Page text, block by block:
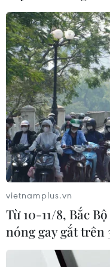
03/08/2026 09:46
Động đất mạnh làm
nhiều khu vực tại Ai
03/08/2026 03:11
90 người thiệt mạng
hoảng di cư tại
Giao tranh tại Sudan
chục dân thường
vietnamplus.vn
Từ 10-11/8, Bắc
nóng gay gắt trên